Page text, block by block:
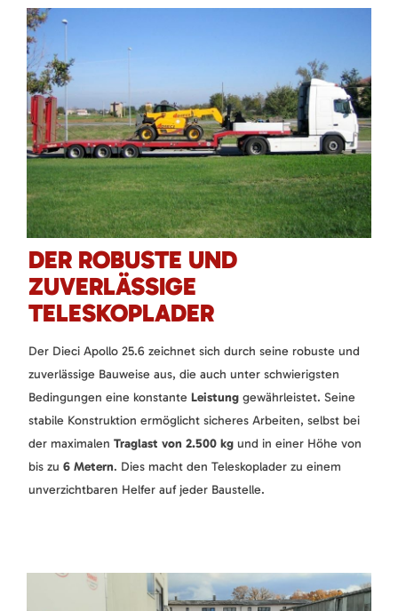
DER ROBUSTE UND
ZUVERLÄSSIGE
TELESKOPLADER
Der Dieci Apollo 25.6 zeichnet sich durch seine robuste und
zuverlässige Bauweise aus, die auch unter schwierigsten
Bedingungen eine konstante Leistung gewährleistet. Seine
stabile Konstruktion ermöglicht sicheres Arbeiten, selbst bei
der maximalen Traglast von 2.500 kg und in einer Höhe von
bis zu 6 Metern. Dies macht den Teleskoplader zu einem
unverzichtbaren Helfer auf jeder Baustelle.